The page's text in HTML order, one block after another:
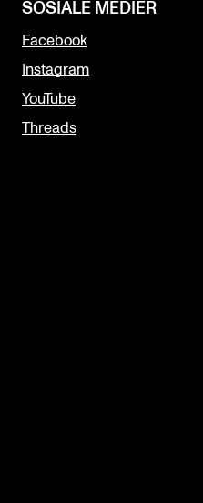
SOSIALE MEDIER
Facebook
Instagram
YouTube
Threads